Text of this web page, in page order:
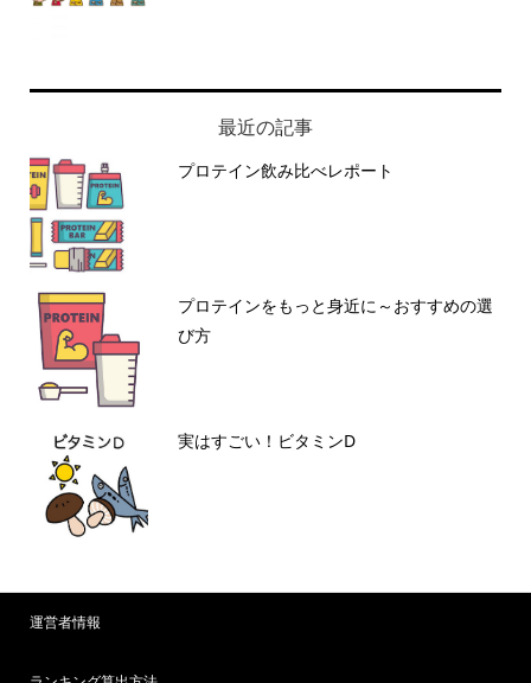
最近の記事
プロテイン飲み比べレポート
プロテインをもっと身近に～おすすめの選
び方
実はすごい！ビタミンD
運営者情報